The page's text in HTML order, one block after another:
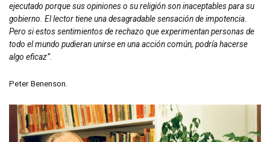
ejecutado porque sus opiniones o su religión son inaceptables para su
gobierno. El lector tiene una desagradable sensación de impotencia.
Pero si estos sentimientos de rechazo que experimentan personas de
todo el mundo pudieran unirse en una acción común, podría hacerse
algo eficaz”.
Peter Benenson.